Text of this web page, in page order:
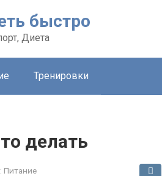
быстро
Диета
Тренировки
делать
Питание